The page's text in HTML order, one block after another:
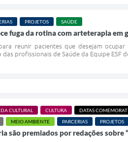
PROJETOS SAÚDE
fuga da rotina com arteterapia em
reunir pacientes que desejam
profissionais de Saúde da Equipe ESF
CULTURAL CULTURA DATAS
MEIO AMBIENTE PARCERIAS PROJETOS
são premiados por redações sobre